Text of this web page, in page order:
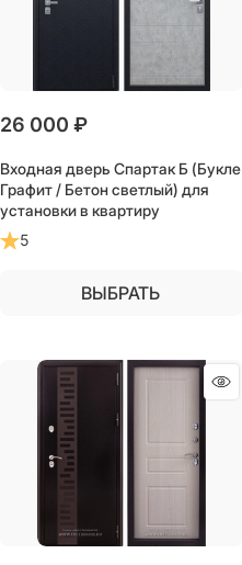
26 000 ₽
Входная дверь Спартак Б (Букле
Графит / Бетон светлый) для
установки в квартиру
5
ВЫБРАТЬ